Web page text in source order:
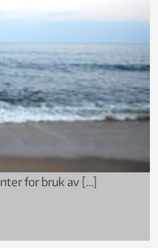
for bruk av […]